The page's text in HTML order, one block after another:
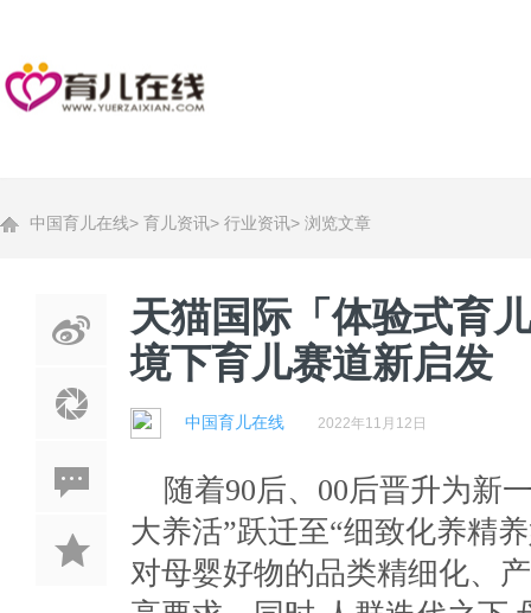
中国育儿在线> 育儿资讯> 行业资讯> 浏览文章
天猫国际「体验式育
境下育儿赛道新启发
中国育儿在线 2022年11月12日
随着90后、00后晋升为新
大养活”跃迁至“细致化养精
对母婴好物的品类精细化、